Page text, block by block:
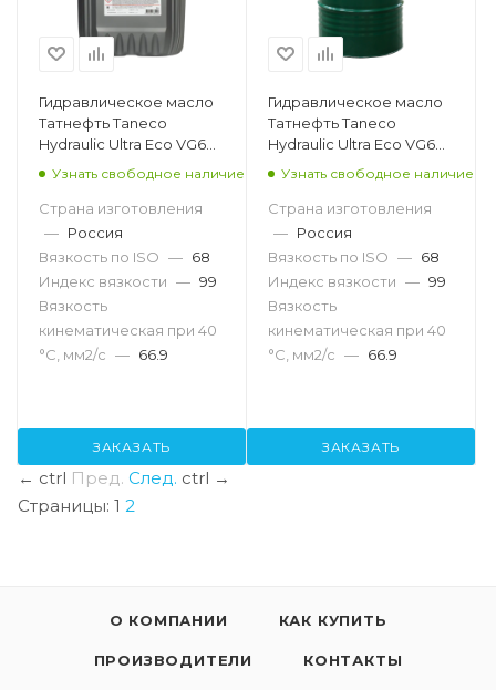
Гидравлическое масло
Татнефть Taneco
Hydraulic Ultra Eco VG68,
Узнать свободное наличие
Страна изготовления
— Россия
Вязкость по ISO — 68
Индекс вязкости — 99
Вязкость
кинематическая при 40
°С, мм2/с — 66.9
ЗАКАЗАТЬ
Гидравлическое масло
Татнефть Taneco
Hydraulic Ultra Eco VG68,
Узнать свободное наличие
Страна изготовления
— Россия
Вязкость по ISO — 68
Индекс вязкости — 99
Вязкость
кинематическая при 40
°С, мм2/с — 66.9
ЗАКАЗАТЬ
← ctrl Пред. След. ctrl →
Страницы: 1 2
О КОМПАНИИ КАК КУПИТЬ
ПРОИЗВОДИТЕЛИ КОНТАКТЫ